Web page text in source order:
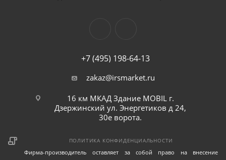
+7 (495) 198-64-13
zakaz@irsmarket.ru
16 км МКАД Здание MOBIL г.
Дзержинский ул. Энергетиков д 24,
30е ворота.
ПОЛИТИКА КОНФИДЕНЦИАЛЬНОСТИ
Фирма-производитель оставляет за собой право на внесение